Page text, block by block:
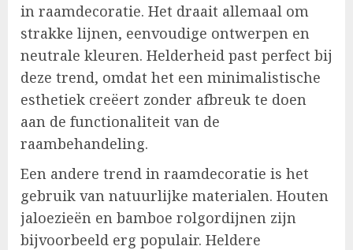
in raamdecoratie. Het draait allemaal om
strakke lijnen, eenvoudige ontwerpen en
neutrale kleuren. Helderheid past perfect bij
deze trend, omdat het een minimalistische
esthetiek creëert zonder afbreuk te doen
aan de functionaliteit van de
raambehandeling.
Een andere trend in raamdecoratie is het
gebruik van natuurlijke materialen. Houten
jaloezieën en bamboe rolgordijnen zijn
bijvoorbeeld erg populair. Heldere